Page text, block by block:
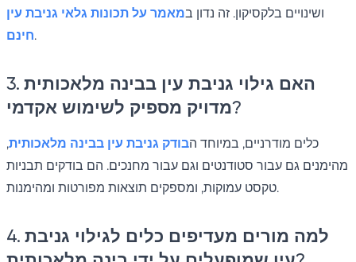
ושינויים בלקסיקון. זה נדון במאמר על תכונות גלאי גניבת עין
חינם.
3. האם גילוי גניבת עין בבינה מלאכותית
מדויק מספיק לשימוש אקדמי?
כלים מודרניים, במיוחד הבודק גניבת עין בבינה מלאכותית,
מהימנים גם עבור סטודנטים וגם עבור מחנכים. הם בודקים תבניות
טקסט עמוקות, ומספקים תוצאות מפורטות ומהימנות.
4. למה מורים מעדיפים כלים לגילוי גניבת